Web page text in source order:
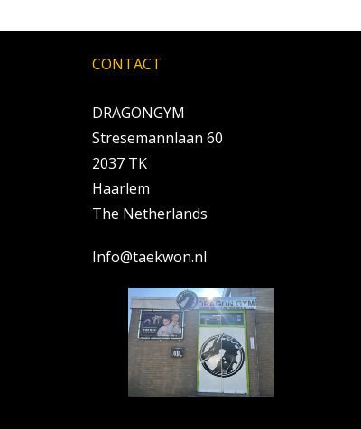
CONTACT
DRAGONGYM
Stresemannlaan 60
2037 TK
Haarlem
The Netherlands
Info@taekwon.nl